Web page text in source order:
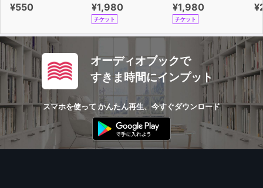
¥550 ¥1,980
チケット
¥1,980
チケット
オーディオブックで
すきま時間にインプット
スマホを使って かんたん再生、今すぐダウンロード